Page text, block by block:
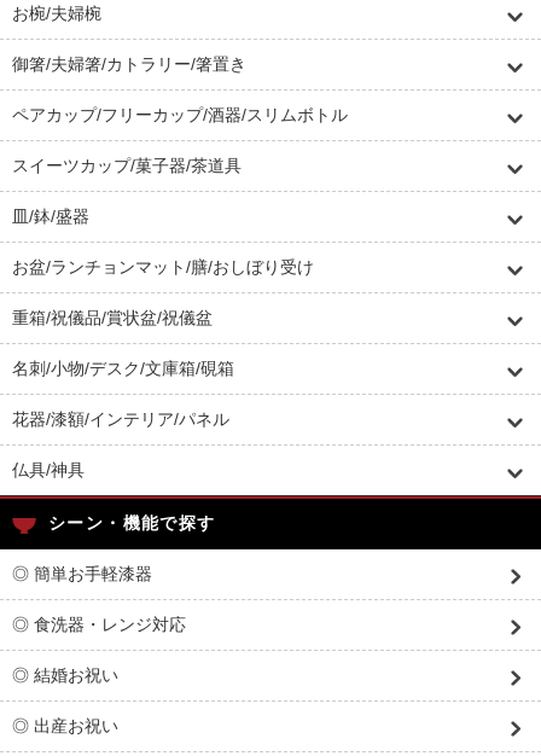
お椀/夫婦椀
御箸/夫婦箸/カトラリー/箸置き
ペアカップ/フリーカップ/酒器/スリムボトル
スイーツカップ/菓子器/茶道具
皿/鉢/盛器
お盆/ランチョンマット/膳/おしぼり受け
重箱/祝儀品/賞状盆/祝儀盆
名刺/小物/デスク/文庫箱/硯箱
花器/漆額/インテリア/パネル
仏具/神具
シーン・機能で探す
◎ 簡単お手軽漆器
◎ 食洗器・レンジ対応
◎ 結婚お祝い
◎ 出産お祝い